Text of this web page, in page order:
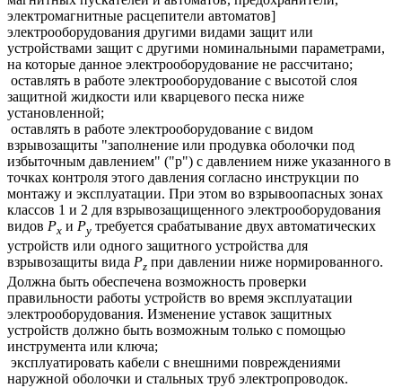
электромагнитные расцепители автоматов]
электрооборудования другими видами защит или
устройствами защит с другими номинальными параметрами,
на которые данное электрооборудование не рассчитано;
оставлять в работе электрооборудование с высотой слоя
защитной жидкости или кварцевого песка ниже
установленной;
оставлять в работе электрооборудование с видом
взрывозащиты "заполнение или продувка оболочки под
избыточным давлением" ("р") с давлением ниже указанного в
точках контроля этого давления согласно инструкции по
монтажу и эксплуатации. При этом во взрывоопасных зонах
классов 1 и 2 для взрывозащищенного электрооборудования
видов Рх и Ру требуется срабатывание двух автоматических
устройств или одного защитного устройства для
взрывозащиты вида Рz при давлении ниже нормированного.
Должна быть обеспечена возможность проверки
правильности работы устройств во время эксплуатации
электрооборудования. Изменение уставок защитных
устройств должно быть возможным только с помощью
инструмента или ключа;
эксплуатировать кабели с внешними повреждениями
наружной оболочки и стальных труб электропроводок.